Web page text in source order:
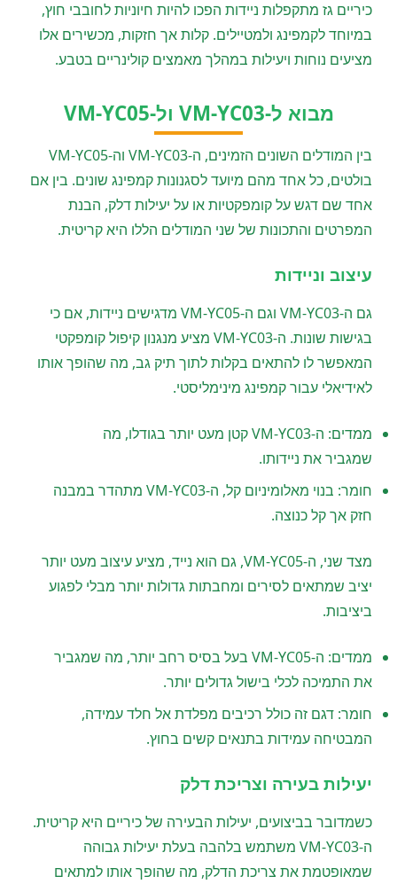
כיריים גז מתקפלות ניידות הפכו להיות חיוניות לחובבי חוץ,
במיוחד לקמפינג ולמטיילים. קלות אך חזקות, מכשירים אלו
מציעים נוחות ויעילות במהלך מאמצים קולינריים בטבע.
מבוא ל-VM-YC03 ול-VM-YC05
בין המודלים השונים הזמינים, ה-VM-YC03 וה-VM-YC05
בולטים, כל אחד מהם מיועד לסגנונות קמפינג שונים. בין אם
אחד שם דגש על קומפקטיות או על יעילות דלק, הבנת
המפרטים והתכונות של שני המודלים הללו היא קריטית.
עיצוב וניידות
גם ה-VM-YC03 וגם ה-VM-YC05 מדגישים ניידות, אם כי
בגישות שונות. ה-VM-YC03 מציע מנגנון קיפול קומפקטי
המאפשר לו להתאים בקלות לתוך תיק גב, מה שהופך אותו
לאידיאלי עבור קמפינג מינימליסטי.
ממדים: ה-VM-YC03 קטן מעט יותר בגודלו, מה
שמגביר את ניידותו.
חומר: בנוי מאלומיניום קל, ה-VM-YC03 מתהדר במבנה
חזק אך קל כנוצה.
מצד שני, ה-VM-YC05, גם הוא נייד, מציע עיצוב מעט יותר
יציב שמתאים לסירים ומחבתות גדולות יותר מבלי לפגוע
ביציבות.
ממדים: ה-VM-YC05 בעל בסיס רחב יותר, מה שמגביר
את התמיכה לכלי בישול גדולים יותר.
חומר: דגם זה כולל רכיבים מפלדת אל חלד עמידה,
המבטיחה עמידות בתנאים קשים בחוץ.
יעילות בעירה וצריכת דלק
כשמדובר בביצועים, יעילות הבעירה של כיריים היא קריטית.
ה-VM-YC03 משתמש בלהבה בעלת יעילות גבוהה
שמאופטמת את צריכת הדלק, מה שהופך אותו למתאים